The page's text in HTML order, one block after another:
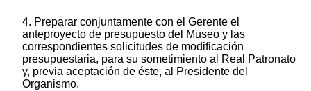
4. Preparar conjuntamente con el Gerente el
anteproyecto de presupuesto del Museo y las
correspondientes solicitudes de modificación
presupuestaria, para su sometimiento al Real Patronato
y, previa aceptación de éste, al Presidente del
Organismo.